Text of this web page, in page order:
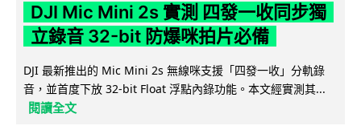
DJI Mic Mini 2s 實測 四發一收同步獨
立錄音 32-bit 防爆咪拍片必備
DJI 最新推出的 Mic Mini 2s 無線咪支援「四發一收」分軌錄
音，並首度下放 32-bit Float 浮點內錄功能。本文經實測其...
閱讀全文